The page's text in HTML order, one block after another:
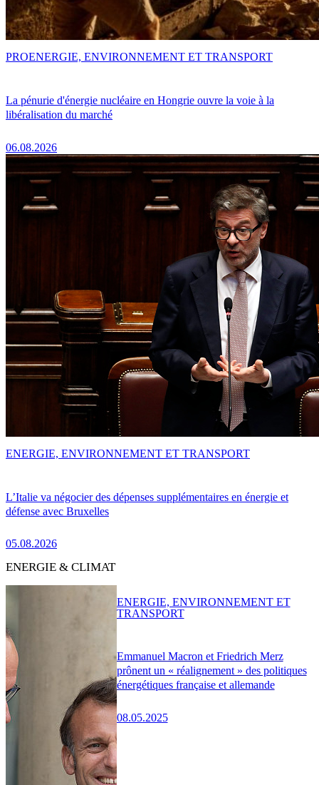
La pénurie d'énergie nucléaire en Hongrie ouvre la voie à la
libéralisation du marché
06.08.2026
PROENERGIE, ENVIRONNEMENT ET TRANSPORT
L’Italie va négocier des dépenses supplémentaires en énergie et
défense avec Bruxelles
05.08.2026
ENERGIE, ENVIRONNEMENT ET TRANSPORT
ENERGIE & CLIMAT
Emmanuel Macron et Friedrich Merz
prônent un « réalignement » des politiques
énergétiques française et allemande
08.05.2025
ENERGIE, ENVIRONNEMENT ET
TRANSPORT